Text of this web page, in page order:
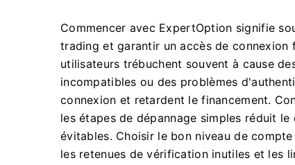
Commencer avec ExpertOption signifie
trading et garantir un accès de connexion
utilisateurs trébuchent souvent à cause
incompatibles ou des problèmes
connexion et retardent le financement.
les étapes de dépannage simples réduit
évitables. Choisir le bon niveau de
les retenues de vérification inutiles et les